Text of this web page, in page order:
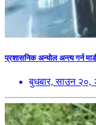
प्रशासनिक अन्योल अन्त्य गर्न
बुधबार, साउन २०,